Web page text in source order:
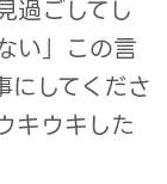
過ごしてし
い」この言
してくださ
キウキした